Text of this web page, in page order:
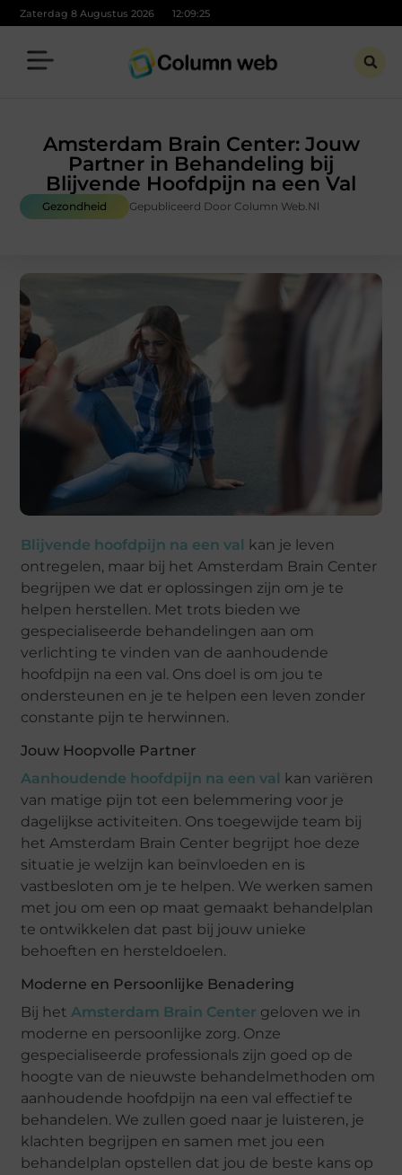
Zaterdag 8 Augustus 2026 12:09:26
Amsterdam Brain Center: Jouw
Partner in Behandeling bij
Blijvende Hoofdpijn na een Val
Gezondheid Gepubliceerd Door Column Web.nl
Blijvende hoofdpijn na een val kan je leven
ontregelen, maar bij het Amsterdam Brain Center
begrijpen we dat er oplossingen zijn om je te
helpen herstellen. Met trots bieden we
gespecialiseerde behandelingen aan om
verlichting te vinden van de aanhoudende
hoofdpijn na een val. Ons doel is om jou te
ondersteunen en je te helpen een leven zonder
constante pijn te herwinnen.
Jouw Hoopvolle Partner
Aanhoudende hoofdpijn na een val kan variëren
van matige pijn tot een belemmering voor je
dagelijkse activiteiten. Ons toegewijde team bij
het Amsterdam Brain Center begrijpt hoe deze
situatie je welzijn kan beïnvloeden en is
vastbesloten om je te helpen. We werken samen
met jou om een op maat gemaakt behandelplan
te ontwikkelen dat past bij jouw unieke
behoeften en hersteldoelen.
Moderne en Persoonlijke Benadering
Bij hetAmsterdam Brain Center geloven we in
moderne en persoonlijke zorg. Onze
gespecialiseerde professionals zijn goed op de
hoogte van de nieuwste behandelmethoden om
aanhoudende hoofdpijn na een val effectief te
behandelen. We zullen goed naar je luisteren, je
klachten begrijpen en samen met jou een
behandelplan opstellen dat jou de beste kans op